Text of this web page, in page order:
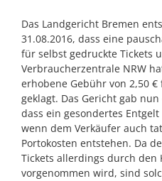
Das Landgericht Bremen
31.08.2016, dass eine
für selbst gedruckte Tickets
Verbraucherzentrale NRW
erhobene Gebühr von 2,50
geklagt. Das Gericht gab
dass ein gesondertes
wenn dem Verkäufer auch
Portokosten entstehen. Da
Tickets allerdings durch den
vorgenommen wird, sind